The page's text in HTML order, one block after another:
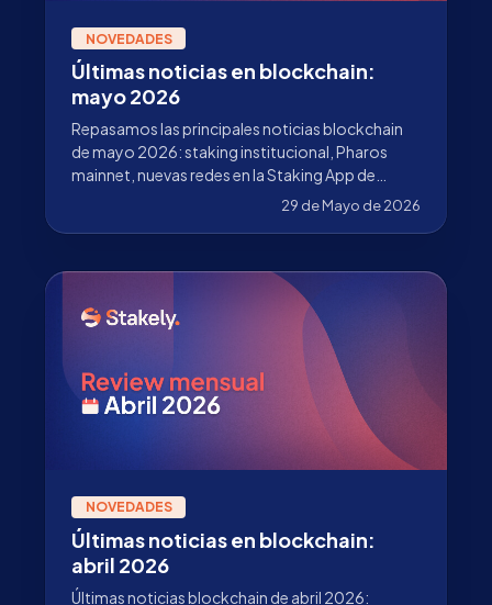
NOVEDADES
Últimas noticias en blockchain:
mayo 2026
Repasamos las principales noticias blockchain
de mayo 2026: staking institucional, Pharos
mainnet, nuevas redes en la Staking App de
Stakely y avances en Ethereum, Solana, Sui,
29 de Mayo de 2026
NOVEDADES
Últimas noticias en blockchain:
abril 2026
Últimas noticias blockchain de abril 2026: